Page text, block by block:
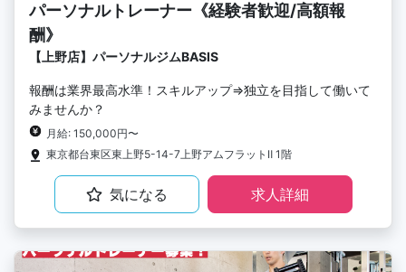
パーソナルトレーナー《経験者歓迎/高額報
酬》
【上野店】パーソナルジムBASIS
報酬は業界最高水準！スキルアップ⇒独立を目指して働いて
みませんか？
月給: 150,000円〜
東京都台東区東上野5-14-7上野アムフラットⅡ 1階
気になる 求人詳細